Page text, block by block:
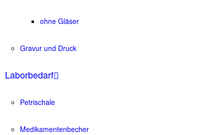
ohne Gläser
Gravur und Druck
Laborbedarf
Petrischale
Medikamentenbecher